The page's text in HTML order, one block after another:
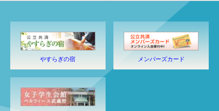
やすらぎの宿 メンバーズカード